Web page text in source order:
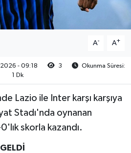
A- A+
- 09:18 3
Okunma Süresi:
1 Dk
Lazio ile Inter karşı karşıya
Stadı'nda oynanan
skorla kazandı.